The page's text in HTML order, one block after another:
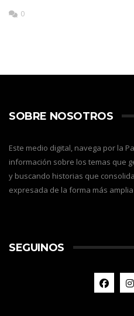
0
SOBRE NOSOTROS
Este medio digital, navega por la
información sobre los temas que
y buscando historias que
expresada de la forma más
SEGUINOS